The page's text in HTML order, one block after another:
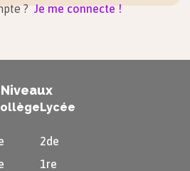
? Je me connecte !
Lycée
2de
1re